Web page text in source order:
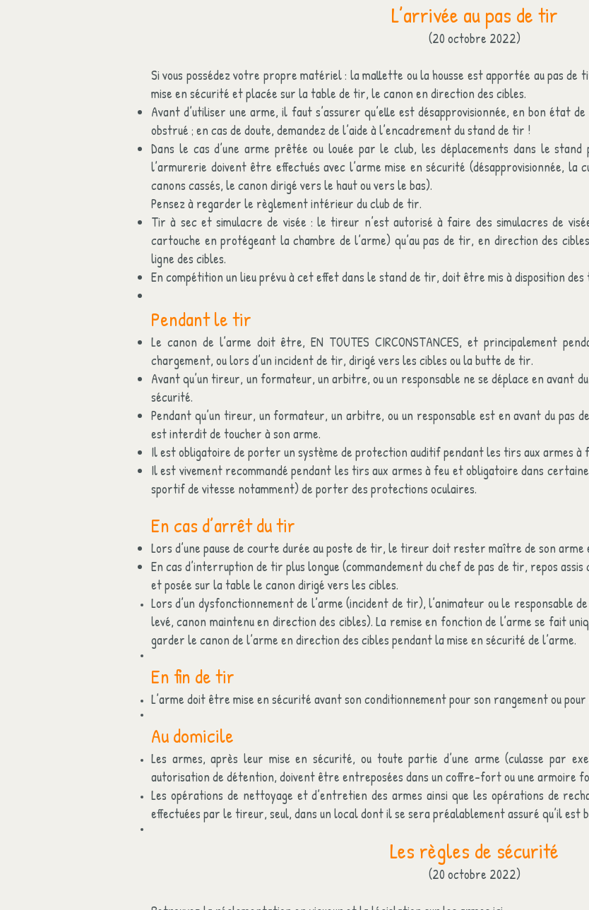
L’arrivée au pas de tir
(20 octobre 2022)
Si vous possédez votre propre matériel : la mallette ou la housse est apportée au pas de
mise en sécurité et placée sur la table de tir, le canon en direction des cibles.
Avant d’utiliser une arme, il faut s’assurer qu’elle est désapprovisionnée, en bon état
obstrué ; en cas de doute, demandez de l’aide à l’encadrement du stand de tir !
Dans le cas d’une arme prêtée ou louée par le club, les déplacements dans le
l’armurerie doivent être effectués avec l’arme mise en sécurité (désapprovisionnée, la
canons cassés, le canon dirigé vers le haut ou vers le bas).
Pensez à regarder le règlement intérieur du club de tir.
Tir à sec et simulacre de visée : le tireur n’est autorisé à faire des simulacres de
cartouche en protégeant la chambre de l’arme) qu’au pas de tir, en direction des
ligne des cibles.
En compétition un lieu prévu à cet effet dans le stand de tir, doit être mis à disposition
Pendant le tir
Le canon de l’arme doit être, EN TOUTES CIRCONSTANCES, et principalement
chargement, ou lors d’un incident de tir, dirigé vers les cibles ou la butte de tir.
Avant qu’un tireur, un formateur, un arbitre, ou un responsable ne se déplace en avant
sécurité.
Pendant qu’un tireur, un formateur, un arbitre, ou un responsable est en avant du pas
est interdit de toucher à son arme.
Il est obligatoire de porter un système de protection auditif pendant les tirs aux armes à
Il est vivement recommandé pendant les tirs aux armes à feu et obligatoire dans
sportif de vitesse notamment) de porter des protections oculaires.
En cas d’arrêt du tir
Lors d’une pause de courte durée au poste de tir, le tireur doit rester maître de son
En cas d’interruption de tir plus longue (commandement du chef de pas de tir, repos
et posée sur la table le canon dirigé vers les cibles.
Lors d’un dysfonctionnement de l’arme (incident de tir), l’animateur ou le responsable
levé, canon maintenu en direction des cibles). La remise en fonction de l’arme se fait
garder le canon de l’arme en direction des cibles pendant la mise en sécurité de l’arme.
En fin de tir
L’arme doit être mise en sécurité avant son conditionnement pour son rangement ou
Au domicile
Les armes, après leur mise en sécurité, ou toute partie d’une arme (culasse par
autorisation de détention, doivent être entreposées dans un coffre-fort ou une armoire
Les opérations de nettoyage et d’entretien des armes ainsi que les opérations de
effectuées par le tireur, seul, dans un local dont il se sera préalablement assuré qu’il est
Les règles de sécurité
(20 octobre 2022)